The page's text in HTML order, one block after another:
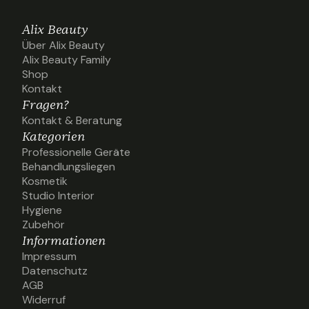
Alix Beauty
Über Alix Beauty
Über Alix Beauty
Alix Beauty Family
Alix Beauty Family
Shop
Shop
Kontakt
Kontakt
Fragen?
Kontakt & Beratung
Kontakt & Beratung
Kategorien
Professionelle Geräte
Professionelle Geräte
Behandlungsliegen
Behandlungsliegen
Kosmetik
Kosmetik
Studio Interior
Studio Interior
Hygiene
Hygiene
Zubehör
Zubehör
Informationen
Impressum
Impressum
Datenschutz
Datenschutz
AGB
AGB
Widerruf